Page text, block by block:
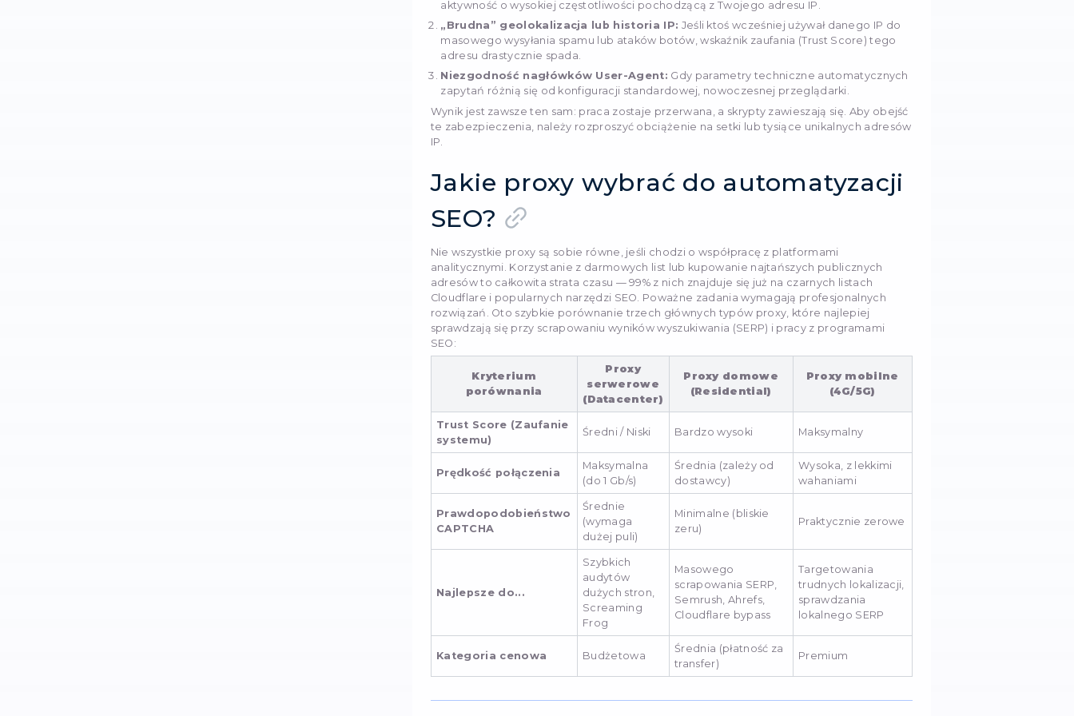
stratę czasu i niedotrzymane terminy. Na szczęście problem ten można
zawsze, wybierając i wdrażając niezawodne proxy dla SEO do swojego
workflow. Przyjrzyjmy się, dlaczego dochodzi do tych blokad i jak
tak, aby algorytmy antyfraudowe brały Twoje oprogramowanie za ruch
przez prawdziwego człowieka.
Dlaczego narzędzia SEO blokują
zapytania?
której żaden człowiek nie byłby w stanie powtórzyć ręcznie w przeglądarce.
bezpieczeństwa rejestrują setki zapytań trafiających do bazy danych z
IP w ciągu kilku sekund, natychmiast uruchamiają alerty ochronne. Najczęstsze
pojawiania się komunikatów CAPTCHA to:
aktywność o wysokiej częstotliwości pochodzącą z Twojego adresu IP.
„Brudna” geolokalizacja lub historia IP:Jeśli ktoś wcześniej używał
masowego wysyłania spamu lub ataków botów, wskaźnik zaufania (Trust
adresu drastycznie spada.
Niezgodność nagłówków User-Agent:Gdy parametry techniczne
zapytań różnią się od konfiguracji standardowej, nowoczesnej przeglądarki.
Wynik jest zawsze ten sam: praca zostaje przerwana, a skrypty zawieszają się.
te zabezpieczenia, należy rozproszyć obciążenie na setki lub tysiące
Jakie proxy wybrać do
SEO?
Nie wszystkie proxy są sobie równe, jeśli chodzi o współpracę z platformami